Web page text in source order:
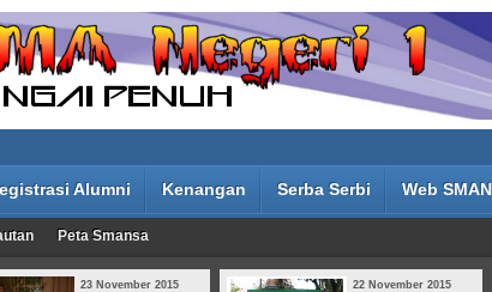
Alumni Kenangan Serba Serbi Web
Peta Smansa
23 November 2015 22 November 2015